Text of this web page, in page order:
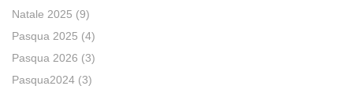
Natale 2025 (9)
Pasqua 2025 (4)
Pasqua 2026 (3)
Pasqua2024 (3)